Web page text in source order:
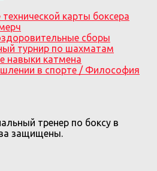
карты боксера
сборы
турнир по шахматам
навыки катмена
в спорте / Философия
тренер по боксу в
защищены.